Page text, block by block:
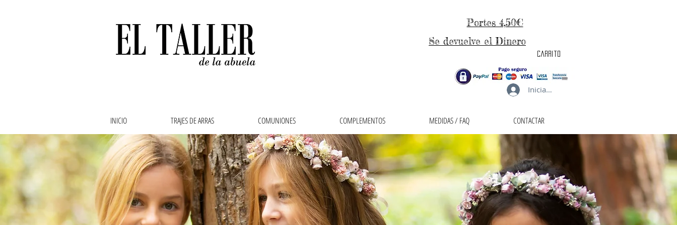
Portes 4,50€
Se devuelve el Dinero
carrito
Iniciar sesión
INICIO TRAJES DE ARRAS COMUNIONES COMPLEMENTOS MEDIDAS / FAQ
CONTACTAR
Ropa de bebe, ropa de niños, trajes de arras y vestidos de comunión en el taller de la
abuela,vestidos de arras, faldas, cubrepañales